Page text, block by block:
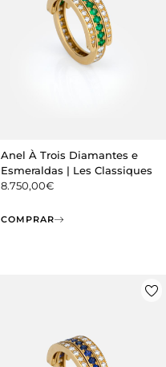
Anel À Trois Diamantes e
Esmeraldas | Les Classiques
8.750,00€
COMPRAR